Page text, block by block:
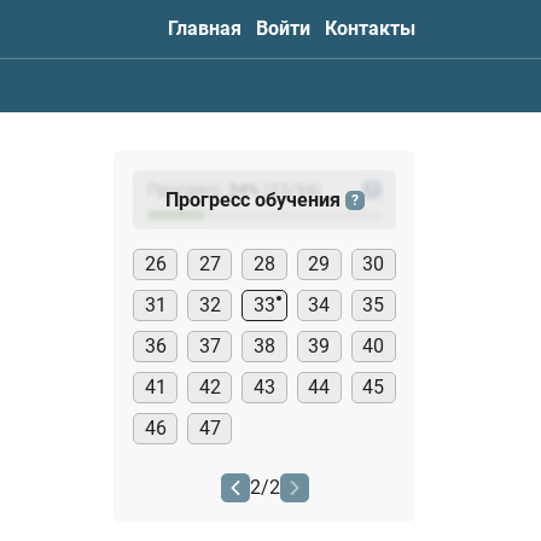
Главная Войти Контакты
Прогресс: (23
Прогресс обучения ?
26 27 28 29
30
31
32 33 34
35
36
37 38 39
40
41
42 43 44
45
46
47
2/2